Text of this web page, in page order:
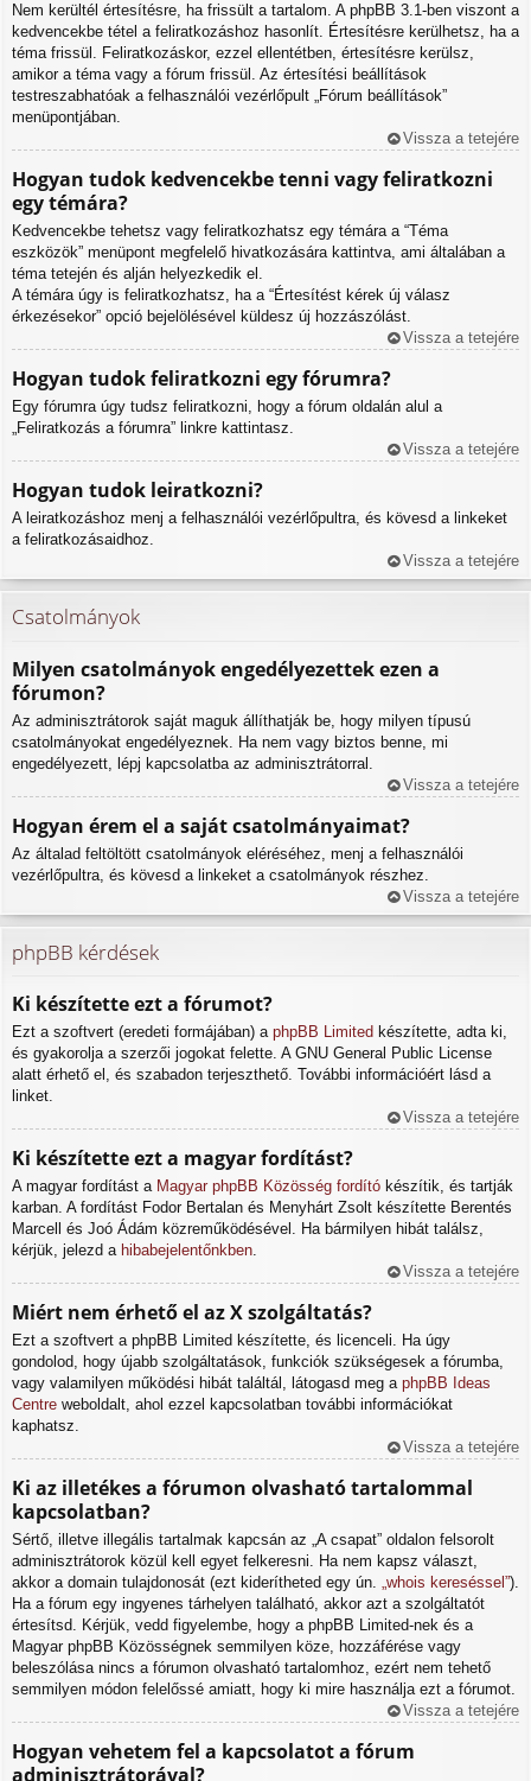
Nem kerültél értesítésre, ha frissült a tartalom. A phpBB 3.1-ben viszont a
kedvencekbe tétel a feliratkozáshoz hasonlít. Értesítésre kerülhetsz, ha a
téma frissül. Feliratkozáskor, ezzel ellentétben, értesítésre kerülsz,
amikor a téma vagy a fórum frissül. Az értesítési beállítások
testreszabhatóak a felhasználói vezérlőpult „Fórum beállítások”
menüpontjában.
Vissza a tetejére
Hogyan tudok kedvencekbe tenni vagy feliratkozni
egy témára?
Kedvencekbe tehetsz vagy feliratkozhatsz egy témára a “Téma
eszközök” menüpont megfelelő hivatkozására kattintva, ami általában a
téma tetején és alján helyezkedik el.
A témára úgy is feliratkozhatsz, ha a “Értesítést kérek új válasz
érkezésekor” opció bejelölésével küldesz új hozzászólást.
Vissza a tetejére
Hogyan tudok feliratkozni egy fórumra?
Egy fórumra úgy tudsz feliratkozni, hogy a fórum oldalán alul a
„Feliratkozás a fórumra” linkre kattintasz.
Vissza a tetejére
Hogyan tudok leiratkozni?
A leiratkozáshoz menj a felhasználói vezérlőpultra, és kövesd a linkeket
a feliratkozásaidhoz.
Vissza a tetejére
Csatolmányok
Milyen csatolmányok engedélyezettek ezen a
fórumon?
Az adminisztrátorok saját maguk állíthatják be, hogy milyen típusú
csatolmányokat engedélyeznek. Ha nem vagy biztos benne, mi
engedélyezett, lépj kapcsolatba az adminisztrátorral.
Vissza a tetejére
Hogyan érem el a saját csatolmányaimat?
Az általad feltöltött csatolmányok eléréséhez, menj a felhasználói
vezérlőpultra, és kövesd a linkeket a csatolmányok részhez.
Vissza a tetejére
phpBB kérdések
Ki készítette ezt a fórumot?
Ezt a szoftvert (eredeti formájában) a phpBB Limited készítette, adta ki,
és gyakorolja a szerzői jogokat felette. A GNU General Public License
alatt érhető el, és szabadon terjeszthető. További információért lásd a
linket.
Vissza a tetejére
Ki készítette ezt a magyar fordítást?
A magyar fordítást a Magyar phpBB Közösség fordító készítik, és tartják
karban. A fordítást Fodor Bertalan és Menyhárt Zsolt készítette Berentés
Marcell és Joó Ádám közreműködésével. Ha bármilyen hibát találsz,
kérjük, jelezd a hibabejelentőnkben.
Vissza a tetejére
Miért nem érhető el az X szolgáltatás?
Ezt a szoftvert a phpBB Limited készítette, és licenceli. Ha úgy
gondolod, hogy újabb szolgáltatások, funkciók szükségesek a fórumba,
vagy valamilyen működési hibát találtál, látogasd meg a phpBB Ideas
Centre weboldalt, ahol ezzel kapcsolatban további információkat
kaphatsz.
Vissza a tetejére
Ki az illetékes a fórumon olvasható tartalommal
kapcsolatban?
Sértő, illetve illegális tartalmak kapcsán az „A csapat” oldalon felsorolt
adminisztrátorok közül kell egyet felkeresni. Ha nem kapsz választ,
akkor a domain tulajdonosát (ezt kiderítheted egy ún. „whois kereséssel”).
Ha a fórum egy ingyenes tárhelyen található, akkor azt a szolgáltatót
értesítsd. Kérjük, vedd figyelembe, hogy a phpBB Limited-nek és a
Magyar phpBB Közösségnek semmilyen köze, hozzáférése vagy
beleszólása nincs a fórumon olvasható tartalomhoz, ezért nem tehető
semmilyen módon felelőssé amiatt, hogy ki mire használja ezt a fórumot.
Vissza a tetejére
Hogyan vehetem fel a kapcsolatot a fórum
adminisztrátorával?